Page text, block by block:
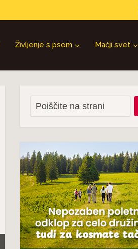
Življenje s psom Mačji svet